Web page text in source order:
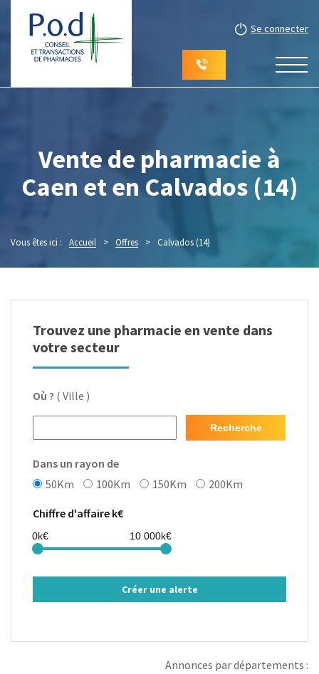
Se connecter
Vente de pharmacie à
Caen et en Calvados (14)
Vous êtes ici : Accueil > Offres > Calvados (14)
Trouvez une pharmacie en vente dans
votre secteur
Où ? ( Ville )
Recherche
Dans un rayon de
50Km
100Km 150Km 200Km
Chiffre d'affaire k€
Créer une alerte
Annonces par départements :